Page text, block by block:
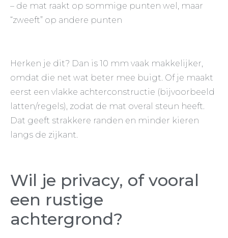
– de mat raakt op sommige punten wel, maar
“zweeft” op andere punten
Herken je dit? Dan is 10 mm vaak makkelijker,
omdat die net wat beter mee buigt. Of je maakt
eerst een vlakke achterconstructie (bijvoorbeeld
latten/regels), zodat de mat overal steun heeft.
Dat geeft strakkere randen en minder kieren
langs de zijkant.
Wil je privacy, of vooral
een rustige
achtergrond?